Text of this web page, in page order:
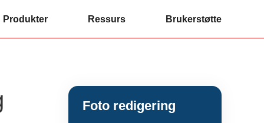
Produkter Ressurs Brukerstøtte
Foto redigering